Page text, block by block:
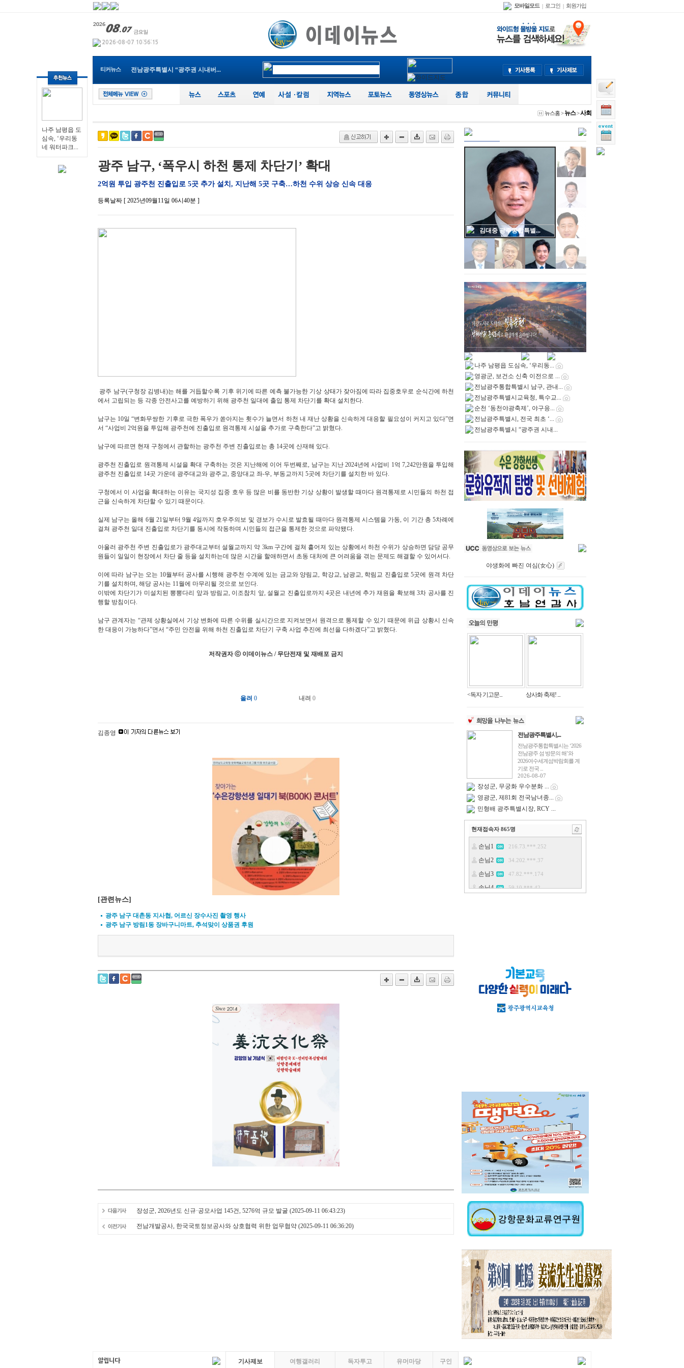
나주 남평읍 도
심속, ‘우리동
네 워터파크...
모바일모드 로그인 회원가입
티커뉴스
전남광주통합특별시 남구, 관내 ...
전남광주특별시교육청, 특수교사...
전남광주특별시 “광주권 시내버...
전남광주특별시, ‘영농형태양광...
영광군, 제81회 전국남녀종별농...
뉴스홈>뉴스>사회
광주 남구, ‘폭우시 하천 통제 차단기’ 확대
2억원 투입 광주천 진출입로 5곳 추가 설치, 지난해 5곳 구축…하천 수위 상승 신속 대응
등록날짜 [ 2025년09월11일 06시40분 ]
광주 남구(구청장 김병내)는 해를 거듭할수록 기후 위기에 따른 예측 불가능한 기상 상태가 잦아짐에 따라 집중호우로 순식간에 하천
에서 고립되는 등 각종 안전사고를 예방하기 위해 광주천 일대에 출입 통제 차단기를 확대 설치한다.
남구는 10일 “변화무쌍한 기후로 극한 폭우가 쏟아지는 횟수가 늘면서 하천 내 재난 상황을 신속하게 대응할 필요성이 커지고 있다”면
서 “사업비 2억원을 투입해 광주천에 진출입로 원격통제 시설을 추가로 구축한다”고 밝혔다.
남구에 따르면 현재 구청에서 관할하는 광주천 주변 진출입로는 총 14곳에 산재해 있다.
광주천 진출입로 원격통제 시설을 확대 구축하는 것은 지난해에 이어 두번째로, 남구는 지난 2024년에 사업비 1억 7,242만원을 투입해
광주천 진출입로 14곳 가운데 광주대교와 광주교, 중앙대교 좌‧우, 부동교까지 5곳에 차단기를 설치한 바 있다.
구청에서 이 사업을 확대하는 이유는 국지성 집중 호우 등 많은 비를 동반한 기상 상황이 발생할 때마다 원격통제로 시민들의 하천 접
근을 신속하게 차단할 수 있기 때문이다.
실제 남구는 올해 6월 21일부터 9월 4일까지 호우주의보 및 경보가 수시로 발효될 때마다 원격통제 시스템을 가동, 이 기간 총 5차례에
걸쳐 광주천 일대 진출입로 차단기를 동시에 작동하며 시민들의 접근을 통제한 것으로 파악됐다.
아울러 광주천 주변 진출입로가 광주대교부터 설월교까지 약 3km 구간에 걸쳐 흩어져 있는 상황에서 하천 수위가 상승하면 담당 공무
원들이 일일이 현장에서 차단 줄 등을 설치하는데 많은 시간을 할애하면서 초동 대처에 큰 어려움을 겪는 문제도 해결할 수 있어서다.
이에 따라 남구는 오는 10월부터 공사를 시행해 광주천 수계에 있는 금교와 양림교, 학강교, 남광교, 학림교 진출입로 5곳에 원격 차단
기를 설치하며, 해당 공사는 11월에 마무리될 것으로 보인다.
이밖에 차단기가 미설치된 뽕뽕다리 앞과 방림교, 이조참치 앞, 설월교 진출입로까지 4곳은 내년에 추가 재원을 확보해 3차 공사를 진
행할 방침이다.
남구 관계자는 “관제 상황실에서 기상 변화에 따른 수위를 실시간으로 지켜보면서 원격으로 통제할 수 있기 때문에 위급 상황시 신속
한 대응이 가능하다”면서 “주민 안전을 위해 하천 진출입로 차단기 구축 사업 추진에 최선을 다하겠다”고 밝혔다.
저작권자 ⓒ 이데이뉴스 / 무단전재 및 재배포 금지
올려 0 내려 0
김종영
[관련뉴스]
광주 남구 대촌동 지사협, 어르신 장수사진 촬영 행사
광주 남구 방림1동 장바구니마트, 추석맞이 상품권 후원
장성군, 2026년도 신규·공모사업 145건, 5276억 규모 발굴 (2025-09-11 06:43:23)
전남개발공사, 한국국토정보공사와 상호협력 위한 업무협약 (2025-09-11 06:36:20)
김대중 광주통합특별...
나주 남평읍 도심속, ‘우리동...
영광군, 보건소 신축 이전으로 ...
전남광주통합특별시 남구, 관내...
전남광주특별시교육청, 특수교...
순천 ‘동천야광축제’, 야구응...
전남광주특별시, 전국 최초 ‘...
전남광주특별시 “광주권 시내...
야생화에 빠진 여심(女心)
<독자 기고문... 상사화 축제! ...
전남광주특별시,...
전남광주통합특별시는 ‘2026
전남광주 섬 방문의 해’와
2026여수세계섬박람회를 계
기로 전국 ...
2026-08-07
장성군, 무궁화 우수분화 ...
영광군, 제81회 전국남녀종...
민형배 광주특별시장, RCY ...
현재접속자 865명
기사제보 여행갤러리 독자투고 유머마당 구인